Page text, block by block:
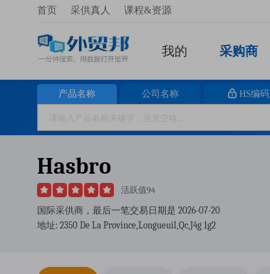
首页 采供真人 课程&资源
我的 采购商
产品名称 公司名称 HS编码
Hasbro
活跃值94
国际采供商，最后一笔交易日期是 2026-07-20
地址: 2350 De La Province,longueuil,qc,j4g 1g2